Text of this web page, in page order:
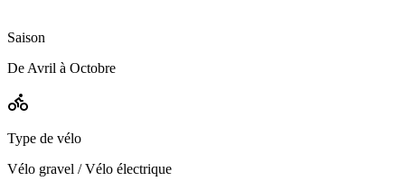
Saison
De Avril à Octobre
Type de vélo
Vélo gravel / Vélo électrique